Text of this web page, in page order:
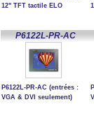
12" TFT tactile ELO
P6122L-PR-AC
P6122L-PR-AC (entrées :
VGA & DVI seulement)